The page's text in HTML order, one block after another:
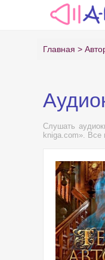
Главная
Слушать
kniga.com». Все